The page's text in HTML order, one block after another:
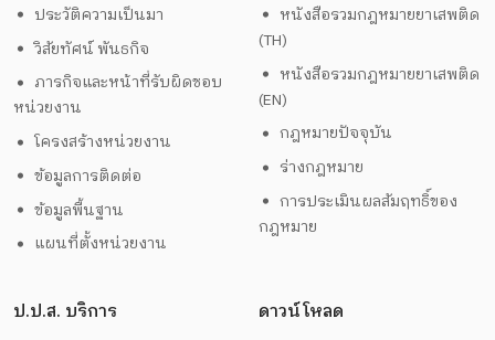
ประวัติความเป็นมา
วิสัยทัศน์ พันธกิจ
ภารกิจและหน้าที่รับผิดชอบ
หน่วยงาน
โครงสร้างหน่วยงาน
ข้อมูลการติดต่อ
ข้อมูลพื้นฐาน
แผนที่ตั้งหน่วยงาน
หนังสือรวมกฎหมายยาเสพติด
(TH)
หนังสือรวมกฎหมายยาเสพติด
(EN)
กฎหมายปัจจุบัน
ร่างกฎหมาย
การประเมินผลสัมฤทธิ์ของ
กฎหมาย
ป.ป.ส. บริการ ดาวน์โหลด